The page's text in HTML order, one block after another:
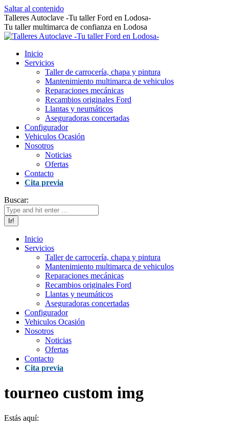
Saltar al contenido
Talleres Autoclave -Tu taller Ford en Lodosa-
Tu taller multimarca de confianza en Lodosa
Inicio
Servicios
Taller de carrocería, chapa y pintura
Mantenimiento multimarca de vehiculos
Reparaciones mecánicas
Recambios originales Ford
Llantas y neumáticos
Aseguradoras concertadas
Configurador
Vehiculos Ocasión
Nosotros
Noticias
Ofertas
Contacto
Cita previa
Buscar:
Inicio
Servicios
Taller de carrocería, chapa y pintura
Mantenimiento multimarca de vehiculos
Reparaciones mecánicas
Recambios originales Ford
Llantas y neumáticos
Aseguradoras concertadas
Configurador
Vehiculos Ocasión
Nosotros
Noticias
Ofertas
Contacto
Cita previa
tourneo custom img
Estás aquí: